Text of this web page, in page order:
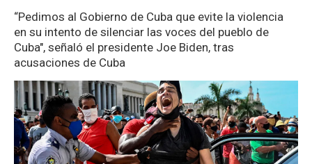
“Pedimos al Gobierno de Cuba que evite la violencia
en su intento de silenciar las voces del pueblo de
Cuba", señaló el presidente Joe Biden, tras
acusaciones de Cuba